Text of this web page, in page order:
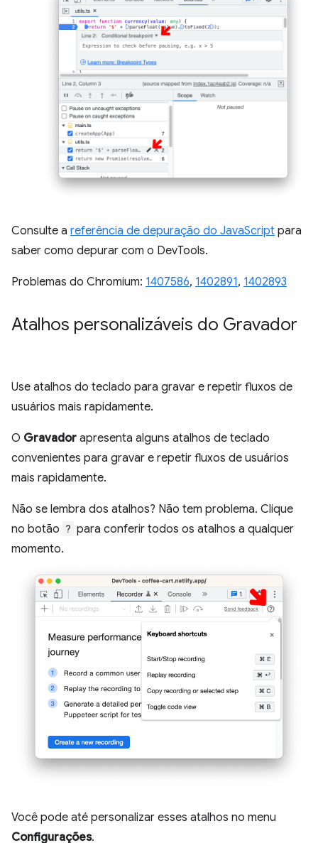
Consulte a referência de depuração do JavaScript para
saber como depurar com o DevTools.
Problemas do Chromium: 1407586, 1402891, 1402893
Atalhos personalizáveis do Gravador
Use atalhos do teclado para gravar e repetir fluxos de
usuários mais rapidamente.
O Gravador apresenta alguns atalhos de teclado
convenientes para gravar e repetir fluxos de usuários
mais rapidamente.
Não se lembra dos atalhos? Não tem problema. Clique
no botão ? para conferir todos os atalhos a qualquer
momento.
Você pode até personalizar esses atalhos no menu
Configurações.